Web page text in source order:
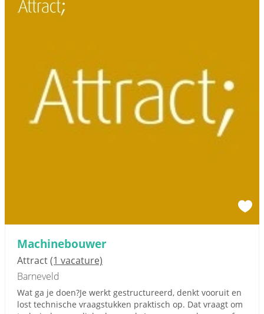
Machinebouwer
Attract(1 vacature)
Barneveld
Wat ga je doen?Je werkt gestructureerd, denkt vooruit en
lost technische vraagstukken praktisch op. Dat vraagt om